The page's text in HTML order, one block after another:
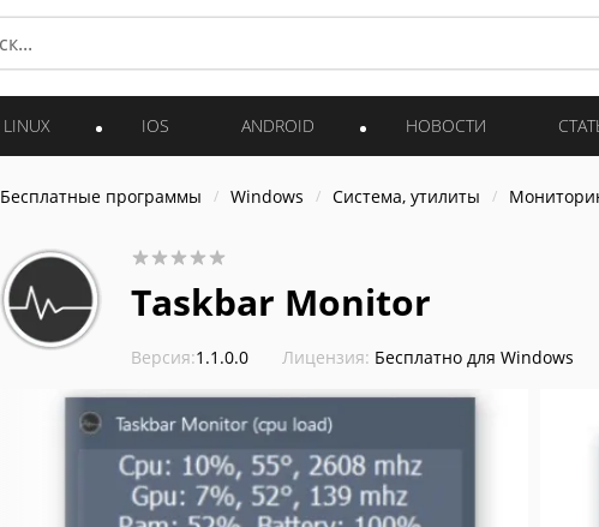
LINUX IOS ANDROID НОВОСТИ
Бесплатные программы Windows Система, утилиты
Taskbar Monitor
Версия:1.1.0.0 Лицензия: Бесплатно для Windows